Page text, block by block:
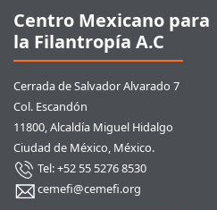
Centro Mexicano para
la Filantropía A.C
Cerrada de Salvador Alvarado 7
Col. Escandón
11800, Alcaldía Miguel Hidalgo
Ciudad de México, México.
Tel: +52 55 5276 8530
cemefi@cemefi.org